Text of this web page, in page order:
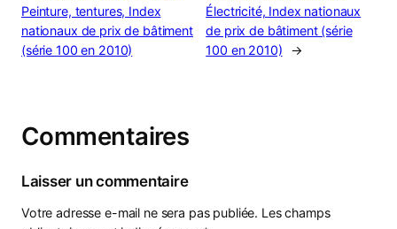
Peinture, tentures, Index
nationaux de prix de bâtiment
(série 100 en 2010)
Électricité, Index nationaux
de prix de bâtiment (série
100 en 2010)
→
Commentaires
Laisser un commentaire
Votre adresse e-mail ne sera pas publiée. Les champs